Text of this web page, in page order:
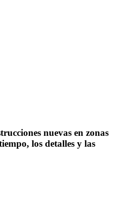
nuevas en zonas
los detalles y las